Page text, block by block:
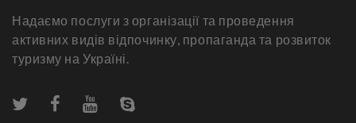
Надаємо послуги з організації та проведення
активних видів відпочинку, пропаганда та розвиток
туризму на Україні.